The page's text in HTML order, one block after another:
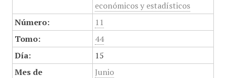
económicos y estadísticos
Número:
11
Tomo:
44
Día:
15
Mes de
Junio